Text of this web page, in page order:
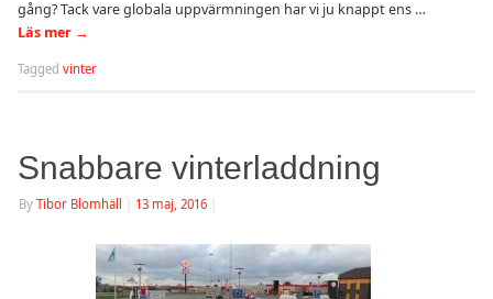
gång? Tack vare globala uppvärmningen har vi ju knappt ens …
Läs mer →
Tagged vinter
Snabbare vinterladdning
By Tibor Blomhäll 13 maj, 2016